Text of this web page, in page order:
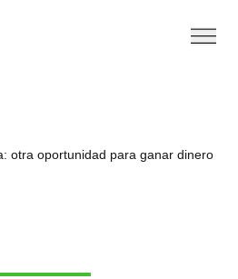
otra oportunidad para ganar dinero